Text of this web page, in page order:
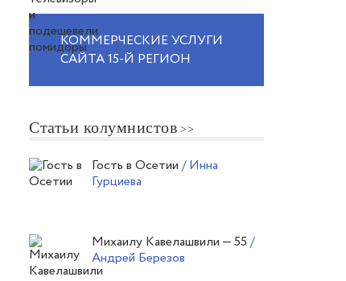
КОММЕРЧЕСКИЕ УСЛУГИ
САЙТА 15-Й РЕГИОН
Статьи колумнистов
Гость в Осетии/ Инна
Гурциева
Михаилу Кавелашвили — 55/
Андрей Березов